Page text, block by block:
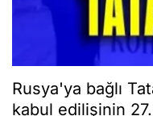
Rusya'ya bağlı
kabul edilişinin